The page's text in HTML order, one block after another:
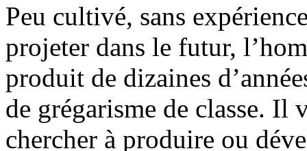
Peu cultivé, sans
projeter dans le futur,
produit de dizaines
de grégarisme de classe. Il
chercher à produire ou